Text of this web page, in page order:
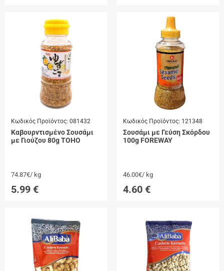
Κωδικός Προϊόντος: 081432
Καβουρντισμένο Σουσάμι
με Γιούζου 80g TOHO
74.87€/ kg
5.99 €
Κωδικός Προϊόντος: 121348
Σουσάμι με Γεύση Σκόρδου
100g FOREWAY
46.00€/ kg
4.60 €